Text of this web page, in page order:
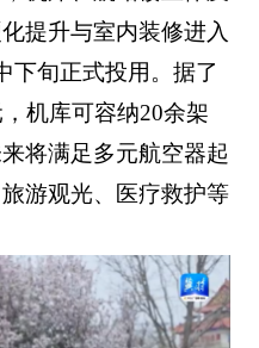
提升与室内装修进入
下旬正式投用。据了
机库可容纳20余架
将满足多元航空器起
游观光、医疗救护等